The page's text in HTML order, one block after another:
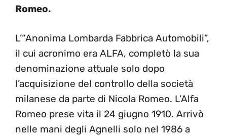
Romeo.
L’“Anonima Lombarda Fabbrica Automobili”,
il cui acronimo era ALFA, completò la sua
denominazione attuale solo dopo
l’acquisizione del controllo della società
milanese da parte di Nicola Romeo. L’Alfa
Romeo prese vita il 24 giugno 1910. Arrivò
nelle mani degli Agnelli solo nel 1986 a